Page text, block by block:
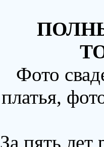
Фото
платья,
За пять лет